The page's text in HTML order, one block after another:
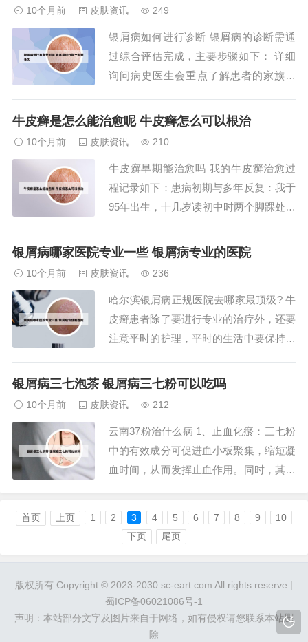
节活动度，缓解僵硬和疼痛。2、控制银
屑病性关节...
10个月前 皮肤资讯 249
银屑病如何进行诊断 银屑病的诊断需通
过综合评估完成，主要步骤如下： 详细
询问病史医生会重点了解患者的家族史
（首次出现症状的年龄及季节性）、症状
银屑病的诊断主要基于临床表现、病史、
体格检查，必要...
牛皮癣是怎么能治愈呢 牛皮癣怎么可以根治
10个月前 皮肤资讯 210
牛皮癣早期能治愈吗 我的牛皮癣治愈过
程记录如下：患病初期与多年反复：我于
95年出生，十几岁读初中时两个脚踝处出
期间尝试过多种治疗方法，包括：前往成
忘）。使用菜市场地摊购买的1瓶喷剂和2
支擦剂...
银屑病哪家医院专业一些 银屑病专业的医院
10个月前 皮肤资讯 236
哈尔滨银屑病正规医院去哪家最顶级? 牛
皮癣患者除了要进行专业的治疗外，还要
注意平时的护理，平时的生活中要保持皮
类疾病的出现。在治疗后，要进行巩固治
病，因此牛皮癣患者一定要注意治疗后的
护理。哈尔滨...
银屑病三七泡茶 银屑病三七粉可以吃吗
10个月前 皮肤资讯 212
云南37粉治什么病 1、止血化瘀：三七粉
中的有效成分可促进血小板聚集，缩短凝
血时间，从而发挥止血作用。同时，其能
血管疾病具有一定的预防效果。补血强
身：三七粉富含三七皂苷、黄酮类等营养
成分，可提高机体免疫力，缓解疲劳，延
足，增强体质...
首页 上页 1 2 3 4 5 6 7 8 9
10
下页
尾页
版权所有 Copyright © 2023-2030 sc-eart.com All rights reserve |
蜀ICP备06021086号-1
声明：本站部分文字及图片来自于网络，如有侵权请您联系本站删
除